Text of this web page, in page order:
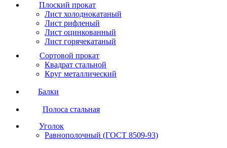
Плоский прокат
Лист холоднокатаный
Лист рифленый
Лист оцинкованный
Лист горячекатаный
Сортовой прокат
Квадрат стальной
Круг металлический
Балки
Полоса стальная
Уголок
Равнополочный (ГОСТ 8509-93)